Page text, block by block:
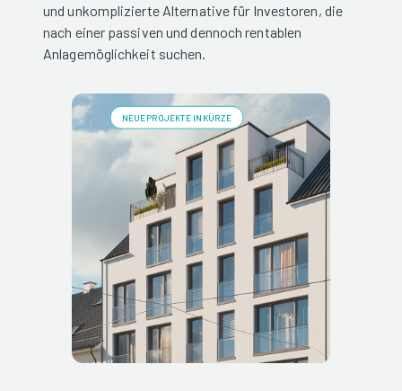
und unkomplizierte Alternative für Investoren, die
nach einer passiven und dennoch rentablen
Anlagemöglichkeit suchen.
NEUE PROJEKTE IN KÜRZE